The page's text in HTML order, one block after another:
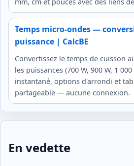
Temps micro-ondes —
puissance | CalcBE
Convertissez le temps de cuisson
les puissances (700 W, 900 W, 1
instantané, options d'arrondi et
partageable — aucune connexion.
En vedette